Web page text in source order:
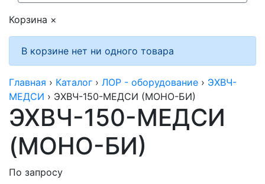
Корзина ×
В корзине нет ни одного товара
Главная › Каталог › ЛОР - оборудование › ЭХВЧ-
МЕДСИ › ЭХВЧ-150-МЕДСИ (МОНО-БИ)
ЭХВЧ-150-МЕДСИ
(МОНО-БИ)
По запросу